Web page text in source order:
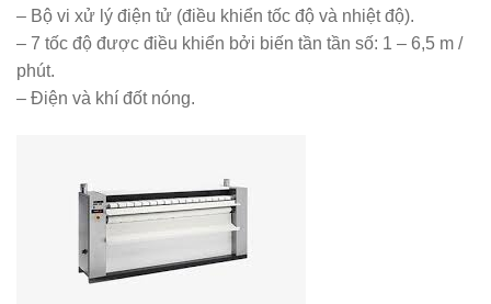
– Bộ vi xử lý điện tử (điều khiển tốc độ và nhiệt độ).
– 7 tốc độ được điều khiển bởi biến tần tần số: 1 – 6,5 m /
phút.
– Điện và khí đốt nóng.